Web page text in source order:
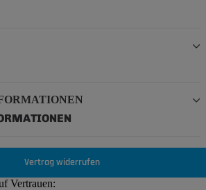
Vertrag widerrufen
Vertrauen: